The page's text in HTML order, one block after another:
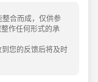
合而成，仅供参
作任何形式的承
您的反馈后将及时